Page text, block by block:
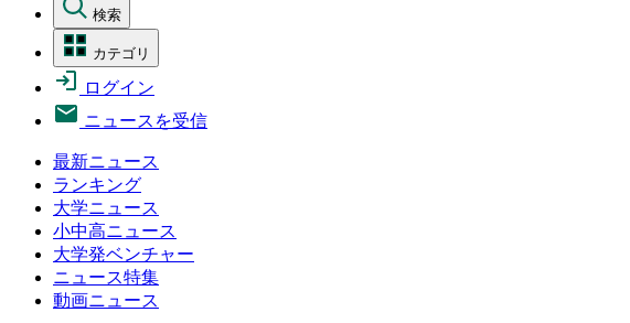
検索
カテゴリ
ログイン
ニュースを受信
最新ニュース
ランキング
大学ニュース
小中高ニュース
大学発ベンチャー
ニュース特集
動画ニュース